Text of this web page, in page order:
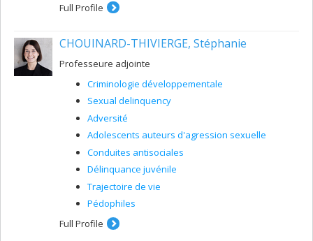
Full Profile
CHOUINARD-THIVIERGE, Stéphanie
Professeure adjointe
Criminologie développementale
Sexual delinquency
Adversité
Adolescents auteurs d'agression sexuelle
Conduites antisociales
Délinquance juvénile
Trajectoire de vie
Pédophiles
Full Profile